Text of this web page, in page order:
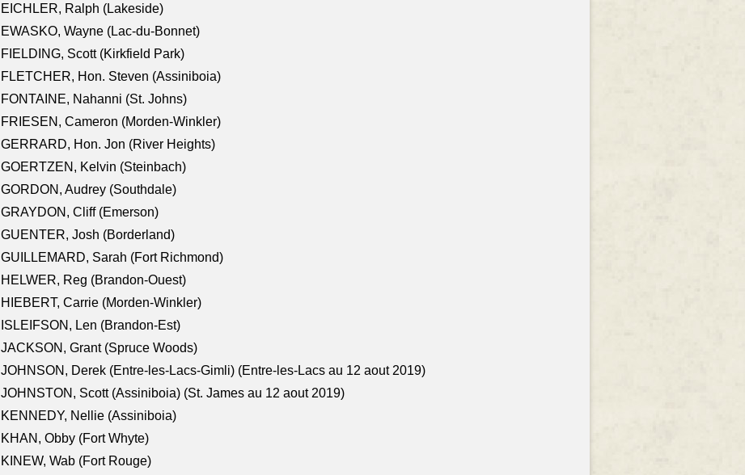
EICHLER, Ralph (Lakeside)
EWASKO, Wayne (Lac-du-Bonnet)
FIELDING, Scott (Kirkfield Park)
FLETCHER, Hon. Steven (Assiniboia)
FONTAINE, Nahanni (St. Johns)
FRIESEN, Cameron (Morden-Winkler)
GERRARD, Hon. Jon (River Heights)
GOERTZEN, Kelvin (Steinbach)
GORDON, Audrey (Southdale)
GRAYDON, Cliff (Emerson)
GUENTER, Josh (Borderland)
GUILLEMARD, Sarah (Fort Richmond)
HELWER, Reg (Brandon-Ouest)
HIEBERT, Carrie (Morden-Winkler)
ISLEIFSON, Len (Brandon-Est)
JACKSON, Grant (Spruce Woods)
JOHNSON, Derek (Entre-les-Lacs-Gimli) (Entre-les-Lacs au 12 aout 2019)
JOHNSTON, Scott (Assiniboia) (St. James au 12 aout 2019)
KENNEDY, Nellie (Assiniboia)
KHAN, Obby (Fort Whyte)
KINEW, Wab (Fort Rouge)